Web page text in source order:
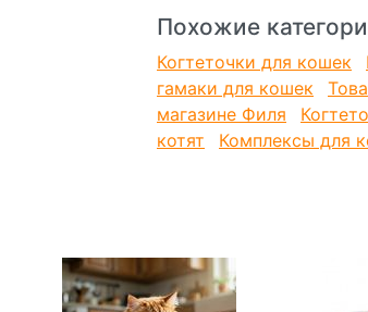
Похожие
Когтеточки для кошек
гамаки для кошек
магазине Филя
котят
Комплексы для